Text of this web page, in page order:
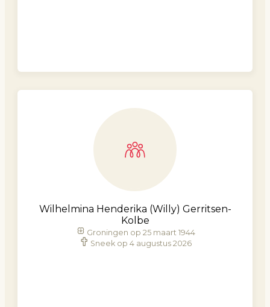
Wilhelmina Henderika (Willy) Gerritsen-
Kolbe
Groningen op 25 maart 1944
Sneek op 4 augustus 2026